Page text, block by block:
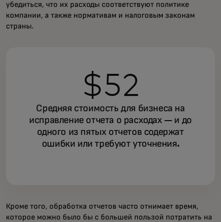
убедиться, что их расходы соответствуют политике
компании, а также нормативам и налоговым законам
страны.
$52
Средняя стоимость для бизнеса на
исправление отчета о расходах — и до
одного из пятых отчетов содержат
ошибки или требуют уточнения.
Кроме того, обработка отчетов часто отнимает время,
которое можно было бы с большей пользой потратить на